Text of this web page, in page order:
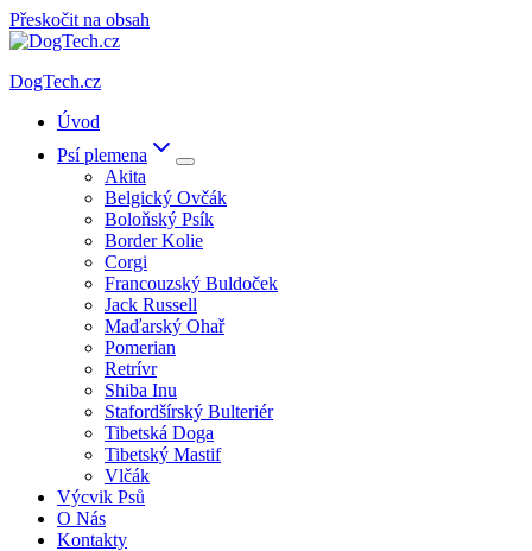
Přeskočit na obsah
DogTech.cz
Úvod
Psí plemena
Akita
Belgický Ovčák
Boloňský Psík
Border Kolie
Corgi
Francouzský Buldoček
Jack Russell
Maďarský Ohař
Pomerian
Retrívr
Shiba Inu
Stafordšírský Bulteriér
Tibetská Doga
Tibetský Mastif
Vlčák
Výcvik Psů
O Nás
Kontakty